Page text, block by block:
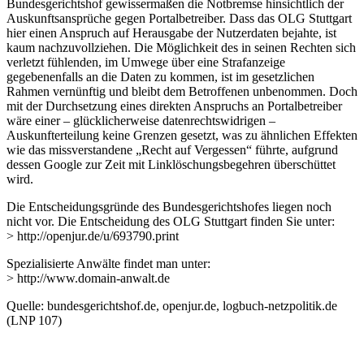
Bundesgerichtshof gewissermaßen die Notbremse hinsichtlich der
Auskunftsansprüche gegen Portalbetreiber. Dass das OLG Stuttgart
hier einen Anspruch auf Herausgabe der Nutzerdaten bejahte, ist
kaum nachzuvollziehen. Die Möglichkeit des in seinen Rechten sich
verletzt fühlenden, im Umwege über eine Strafanzeige
gegebenenfalls an die Daten zu kommen, ist im gesetzlichen
Rahmen vernünftig und bleibt dem Betroffenen unbenommen. Doch
mit der Durchsetzung eines direkten Anspruchs an Portalbetreiber
wäre einer – glücklicherweise datenrechtswidrigen –
Auskunfterteilung keine Grenzen gesetzt, was zu ähnlichen Effekten
wie das missverstandene „Recht auf Vergessen“ führte, aufgrund
dessen Google zur Zeit mit Linklöschungsbegehren überschüttet
wird.
Die Entscheidungsgründe des Bundesgerichtshofes liegen noch
nicht vor. Die Entscheidung des OLG Stuttgart finden Sie unter:
> http://openjur.de/u/693790.print
Spezialisierte Anwälte findet man unter:
> http://www.domain-anwalt.de
Quelle: bundesgerichtshof.de, openjur.de, logbuch-netzpolitik.de
(LNP 107)